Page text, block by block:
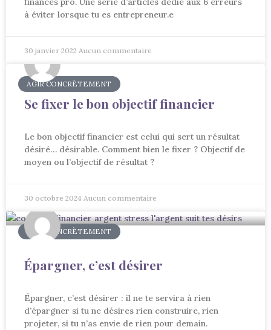
à éviter lorsque tu es entrepreneur.e
30 janvier 2022 Aucun commentaire
AGIR CONCRÈTEMENT
Se fixer le bon objectif financier
Le bon objectif financier est celui qui sert un résultat
désiré… désirable. Comment bien le fixer ? Objectif de
moyen ou l’objectif de résultat ?
30 octobre 2024 Aucun commentaire
AGIR CONCRÈTEMENT
Épargner, c’est désirer
Épargner, c’est désirer : il ne te servira à rien
d’épargner si tu ne désires rien construire, rien
projeter, si tu n’as envie de rien pour demain.